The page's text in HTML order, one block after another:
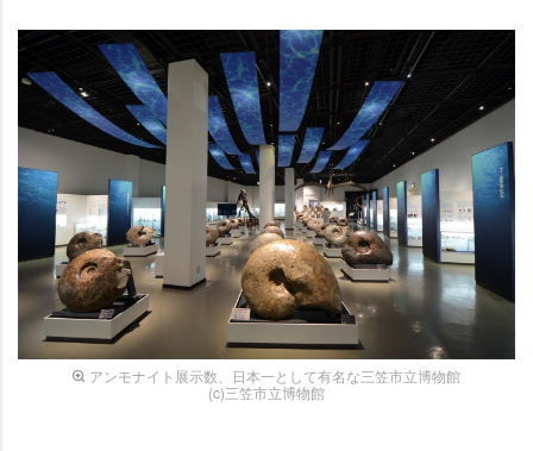
アンモナイト展示数、日本一として有名な三笠市立博物館
(c)三笠市立博物館